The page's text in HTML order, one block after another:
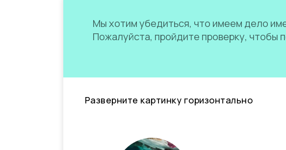
Мы хотим убедиться, что имеем дело
Пожалуйста, пройдите проверку, чтобы
Разверните картинку горизонтально